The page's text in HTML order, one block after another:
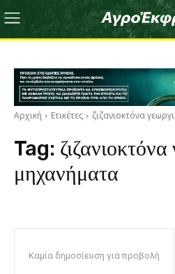
Αρχική Ετικέτες ζιζανιοκτόνα
Tag:
μηχανήματα
Καμία δημοσίευση για προβολή